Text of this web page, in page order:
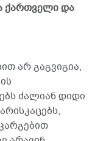
ქართველი და
არ გაგვიგია,
ძალიან დიდი